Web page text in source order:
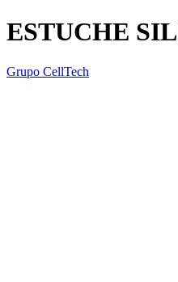
ESTUCHE
Grupo CellTech